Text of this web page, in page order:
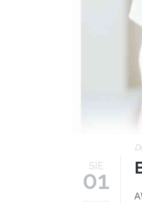
SIE
01